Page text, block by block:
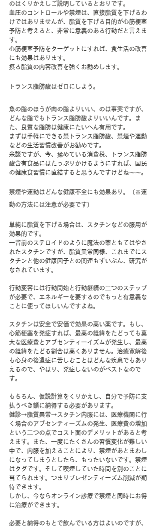
のはくりかえしご説明しているとおりです。
血圧のコントロールや禁煙は、直接脂質を下げるわ
けではありませんが、脂質を下げる目的が心筋梗塞
予防と考えると、非常に意義のある行動だと言えま
す。
心筋梗塞予防をターゲットにすれば、食生活の改善
にも効果はあります。
摂る脂質の内容改善を強くお勧めします。
トランス脂肪酸はゼロにしよう。
魚の脂のほうが肉の脂よりいい、のは事実ですが、
どんな脂でもトランス脂肪酸よりいいんです。ま
た、良質な脂肪は健康にたいへん有用です。
まずは手軽にできる禁トランス脂肪酸、禁煙や運動
などの生活習慣改善がお勧めです。
余談ですが、今、揉めている消費税、トランス脂肪
酸含有食品にはたっぷりかけるようにすれば、国民
の健康食習慣に直結すると思うんですけどね～～。
禁煙や運動はどんな健康不全にも効果あり。（※運
動の方法には注意が必要です）
単純に脂質を下げる場合は、スタチンなどの服用が
効果的です。
一昔前のステロイドのように魔法の薬ともてはやさ
れたスタチンですが、脂質異常同様、これまでにス
タチンと他の健康因子との関連もずいぶん、研究が
なされています。
行動変容には行動開始と行動継続の二つのステップ
が必要で、エネルギーを要するのでもっと有意義な
ことに使ってほしいんですよね。
スタチンは安全で安価で効果の高い薬です。もし、
心筋梗塞を発症すれば、最高の経緯をたどっても莫
大な医療費とアブセンティーイズムが発生し、最高
の経緯をたどる割合は高くありません。治癒寛解後
も心身の後遺症に苦しむことはどんな疾患でもあり
えるので、やはり、発症しないのがベストなので
す。
もちろん、仮説計算をくりかえし、自分で予防に支
払うべき額に納得する必要があります。
健診→脂質異常→スタチン内服には、医療機関に行
く場合のアブセンティーズムの発生、医療費の増加
という二つの点でコスト面のデメリットがあると考
えます。また、一度にたくさんの習慣変化が難しい
中で、内服を加えることにより、禁煙があとまわし
になってしまうとしたら、もったいないです。禁煙
はタダです。そして喫煙していた時間を別のことに
当てられます。つまりプレゼンティーズム削減が期
待できます。
しかし、今ならオンライン診療で禁煙と同時にお得
に治療ができます。
必要と納得のもとで飲んでいる方はよいのですが、